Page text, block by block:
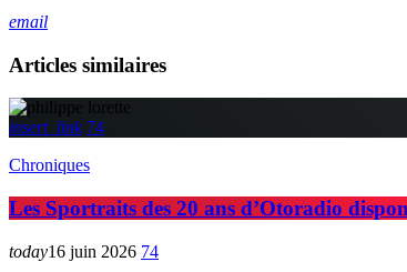
email
Articles similaires
insert_link 74
Chroniques
Les Sportraits des 20 ans d’Otoradio
today16 juin 2026 74